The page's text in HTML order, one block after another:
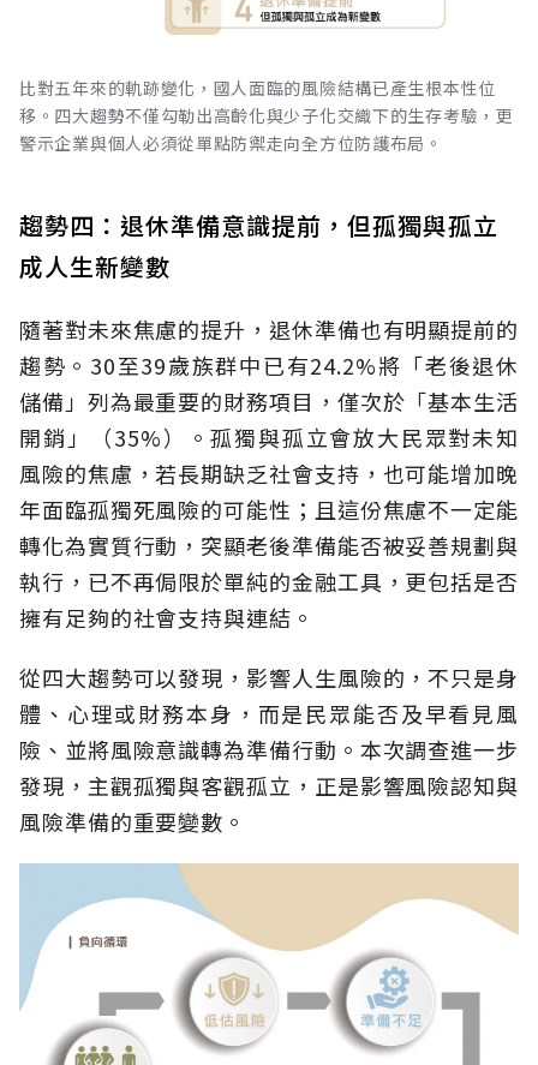
比對五年來的軌跡變化，國人面臨的風險結構已產生根本性位
移。四大趨勢不僅勾勒出高齡化與少子化交織下的生存考驗，更
警示企業與個人必須從單點防禦走向全方位防護布局。
趨勢四：退休準備意識提前，但孤獨與孤立
成人生新變數
隨著對未來焦慮的提升，退休準備也有明顯提前的
趨勢。30至39歲族群中已有24.2%將「老後退休
儲備」列為最重要的財務項目，僅次於「基本生活
開銷」（35%）。孤獨與孤立會放大民眾對未知
風險的焦慮，若長期缺乏社會支持，也可能增加晚
年面臨孤獨死風險的可能性；且這份焦慮不一定能
轉化為實質行動，突顯老後準備能否被妥善規劃與
執行，已不再侷限於單純的金融工具，更包括是否
擁有足夠的社會支持與連結。
從四大趨勢可以發現，影響人生風險的，不只是身
體、心理或財務本身，而是民眾能否及早看見風
險、並將風險意識轉為準備行動。本次調查進一步
發現，主觀孤獨與客觀孤立，正是影響風險認知與
風險準備的重要變數。